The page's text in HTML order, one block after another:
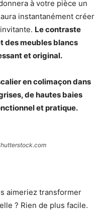
à votre pièce un
instantanément créer
Le contraste
des meubles blancs
et original.
en colimaçon dans
de hautes baies
et pratique.
aimeriez transformer
? Rien de plus facile.